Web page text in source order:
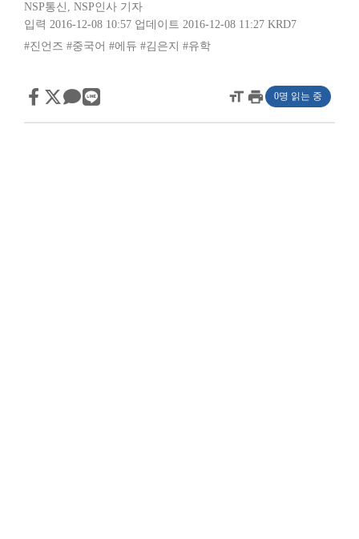
NSP통신 , NSP인사 기자
입력 2016-12-08 10:57 업데이트 2016-12-08 11:27 KRD7
#진언즈 #중국어 #에듀 #김은지 #유학
format_sizeprint 0명 읽는 중